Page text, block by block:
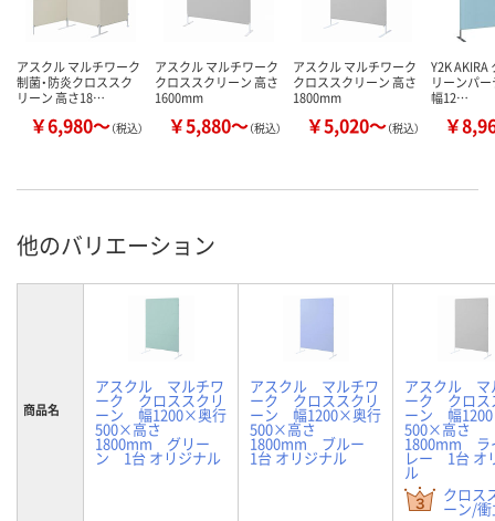
アスクル マルチワーク
制菌・防炎クロススク
リーン 高さ18…
￥6,980～（税込）
アスクル マルチワーク
クロススクリーン 高さ
1600mm
￥5,880～（税込）
アスクル マルチワーク
クロススクリーン 高さ
1800mm
￥5,020～（税込）
Y2K AKIRA
リーンパ
幅12…
￥
他のバリエーション
商品名
アスクル マルチワ
ーク クロススクリ
ーン 幅1200×奥行
500×高さ
1800mm グリー
ン 1台 オリジナル
アスクル マルチワ
ーク クロススクリ
ーン 幅1200×奥行
500×高さ
1800mm ブルー
1台 オリジナル
アスクル マ
ーク クロス
ーン 幅
500×高さ
1800mm ラ
レー 1台 オ
ル
クロス
ーン/衝